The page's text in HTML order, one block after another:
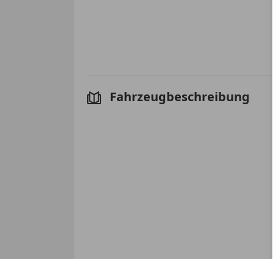
Fahrzeugbeschreibung